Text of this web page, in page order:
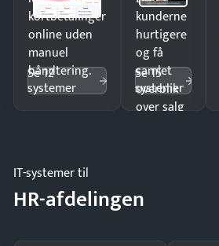
kortbetalinger
online uden
manuel
håndtering.
Se 12
systemer
kunderne
hurtigere
og få
samlet
overblik
over salg
Se 15
systemer
IT-systemer til
HR-afdelingen